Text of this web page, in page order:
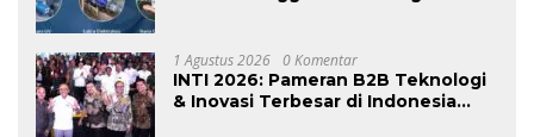
1 Agustus 2026 0 Komentar
INTI 2026: Pameran B2B Teknologi
& Inovasi Terbesar di Indonesia